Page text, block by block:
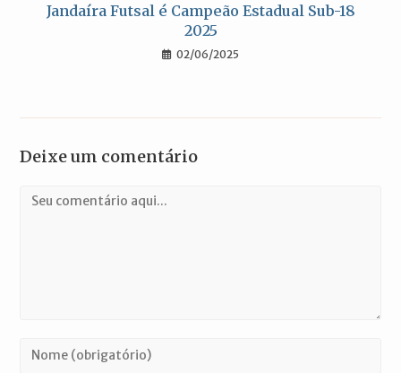
Jandaíra Futsal é Campeão Estadual Sub-18
2025
02/06/2025
Deixe um comentário
Comentário
Digite